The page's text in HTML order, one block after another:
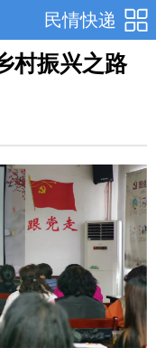
民情快递
村振兴之路